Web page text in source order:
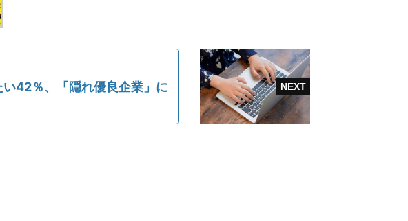
42％、「隠れ優良企業」に